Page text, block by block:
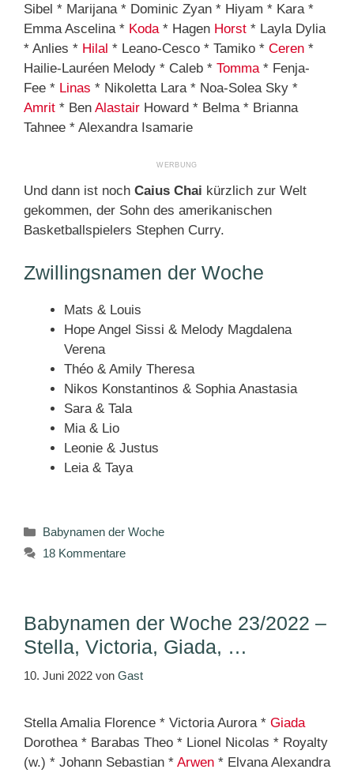
Sibel * Marijana * Dominic Zyan * Hiyam * Kara *
Emma Ascelina * Koda* Hagen Horst * Layla Dylia
* Anlies * Hilal * Leano-Cesco * Tamiko * Ceren *
Hailie-Lauréen Melody * Caleb * Tomma* Fenja-
Fee * Linas * Nikoletta Lara * Noa-Solea Sky *
Amrit * Ben Alastair Howard * Belma * Brianna
Tahnee * Alexandra Isamarie
Und dann ist noch Caius Chai kürzlich zur Welt
gekommen, der Sohn des amerikanischen
Basketballspielers Stephen Curry.
Zwillingsnamen der Woche
Mats & Louis
Hope Angel Sissi & Melody Magdalena
Verena
Théo & Amily Theresa
Nikos Konstantinos & Sophia Anastasia
Sara & Tala
Mia & Lio
Leonie & Justus
Leia & Taya
Kategorien
Babynamen der Woche
18 Kommentare
Babynamen der Woche 23/2022 –
Stella, Victoria, Giada, …
10. Juni 2022 von Gast
Stella Amalia Florence * Victoria Aurora * Giada
Dorothea * Barabas Theo * Lionel Nicolas * Royalty
(w.) * Johann Sebastian * Arwen * Elvana Alexandra